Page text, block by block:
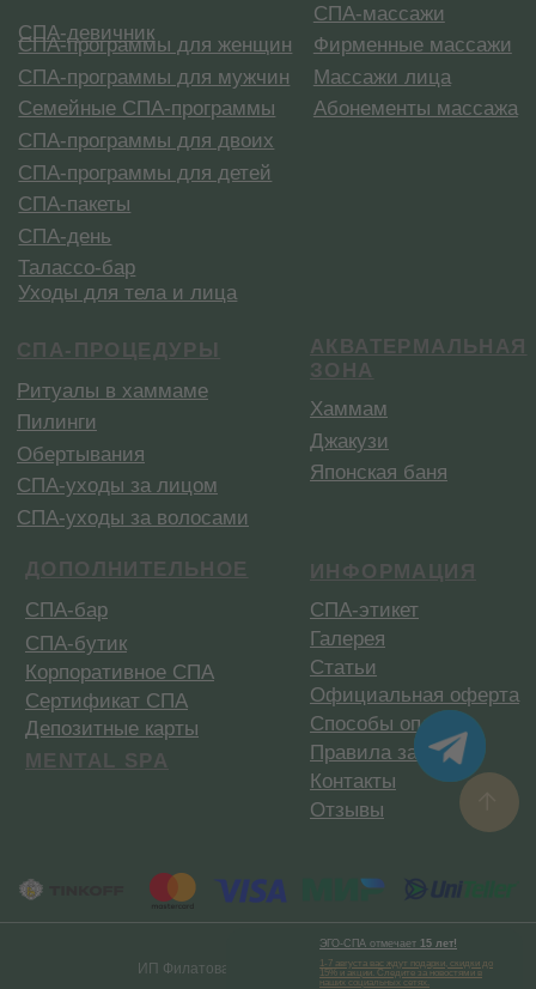
Меню
ЭГО-СПА отмечает 15 лет!
1-7 августа вас ждут подарки, скидки до
15% и акции. Следите за новостями в
наших социальных сетях.
ИП Филатова А. А. ИНН310206133023